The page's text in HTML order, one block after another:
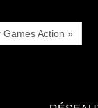
Games Action »